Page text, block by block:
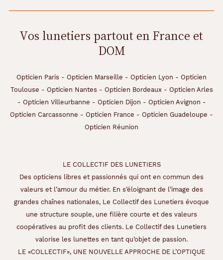
Vos lunetiers partout en France et
DOM
Opticien Paris - Opticien Marseille - Opticien Lyon - Opticien
Toulouse - Opticien Nantes - Opticien Bordeaux- Opticien Arles
- Opticien Villeurbanne - Opticien Dijon - Opticien Avignon -
Opticien Carcassonne - Opticien France - Opticien Guadeloupe -
Opticien Réunion
LE COLLECTIF DES LUNETIERS
Des opticiens libres et passionnés qui ont en commun des
valeurs et l’amour du métier. En s’éloignant de l’image des
grandes chaînes nationales, Le Collectif des Lunetiers évoque
une structure souple, une filière courte et des valeurs
coopératives au profit des clients. Le Collectif des Lunetiers
valorise les lunettes en tant qu’objet de passion.
LE «COLLECTIF», UNE NOUVELLE APPROCHE DE L’OPTIQUE